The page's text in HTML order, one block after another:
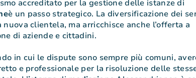
accreditato per la gestione delle istanze di
è un passo strategico. La diversificazione dei
nuova clientela, ma arricchisce anche l’offerta a
di aziende e cittadini.
in cui le dispute sono sempre più comuni,
e professionale per la risoluzione delle